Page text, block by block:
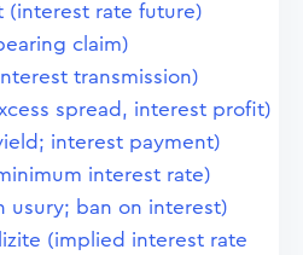
(interest rate future)
claim)
transmission)
spread, interest profit)
interest payment)
interest rate)
usury; ban on interest)
(implied interest rate